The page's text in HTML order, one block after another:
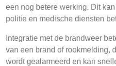
een nog betere werking. Dit
politie en medische diensten
Integratie met de brandweer
van een brand of rookmelding,
wordt gealarmeerd en kan